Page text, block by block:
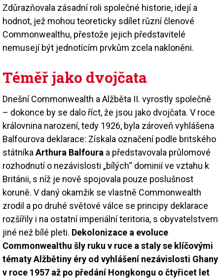
Zdůrazňovala zásadní roli společné historie, idejí a
hodnot, jež mohou teoreticky sdílet různí členové
Commonwealthu, přestože jejich představitelé
nemusejí být jednotícím prvkům zcela nakloněni.
Téměř jako dvojčata
Dnešní Commonwealth a Alžběta II. vyrostly společně
– dokonce by se dalo říct, že jsou jako dvojčata. V roce
královnina narození, tedy 1926, byla zároveň vyhlášena
Balfourova deklarace: Získala označení podle britského
státníka Arthura Balfoura a představovala průlomové
rozhodnutí o nezávislosti „bílých“ dominií ve vztahu k
Británii, s níž je nově spojovala pouze poslušnost
koruně. V daný okamžik se vlastně Commonwealth
zrodil a po druhé světové válce se principy deklarace
rozšířily i na ostatní imperiální teritoria, s obyvatelstvem
jiné než bílé pleti. Dekolonizace a evoluce
Commonwealthu šly ruku v ruce a staly se klíčovými
tématy Alžbětiny éry od vyhlášení nezávislosti Ghany
v roce 1957 až po předání Hongkongu o čtyřicet let